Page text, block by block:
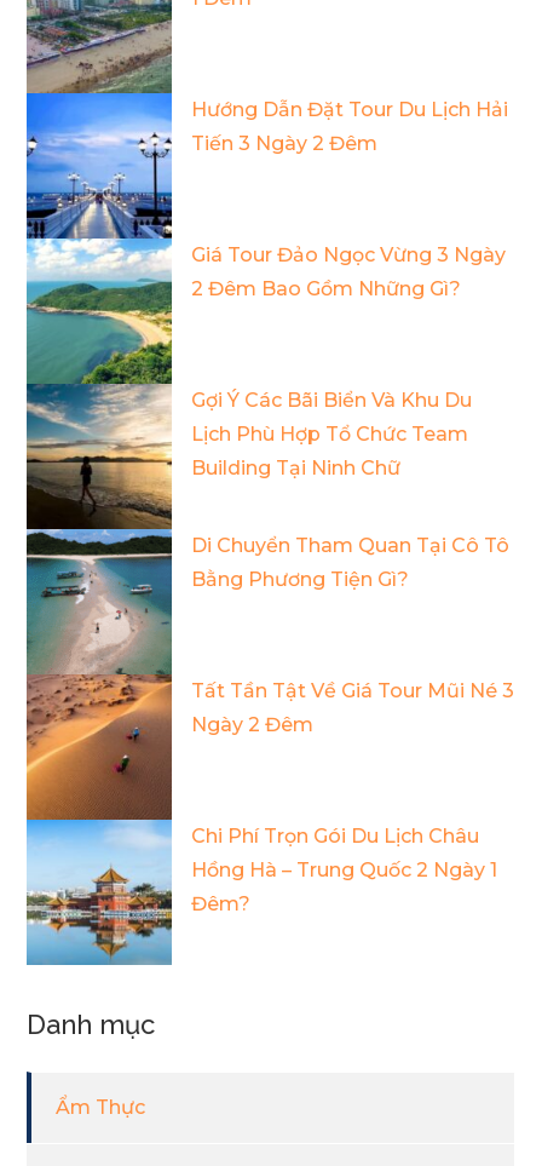
Hướng Dẫn Đặt Tour Du Lịch Hải
Tiến 3 Ngày 2 Đêm
Giá Tour Đảo Ngọc Vừng 3 Ngày
2 Đêm Bao Gồm Những Gì?
Gợi Ý Các Bãi Biển Và Khu Du
Lịch Phù Hợp Tổ Chức Team
Building Tại Ninh Chữ
Di Chuyển Tham Quan Tại Cô Tô
Bằng Phương Tiện Gì?
Tất Tần Tật Về Giá Tour Mũi Né 3
Ngày 2 Đêm
Chi Phí Trọn Gói Du Lịch Châu
Hồng Hà – Trung Quốc 2 Ngày 1
Đêm?
Danh mục
Ẩm Thực